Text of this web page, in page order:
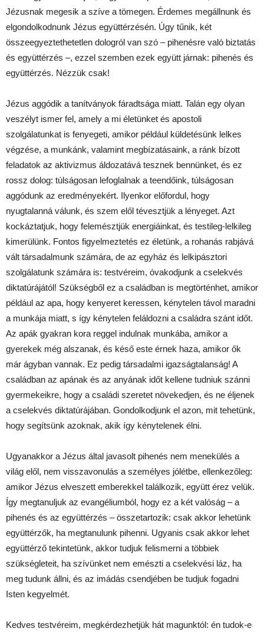
Jézusnak megesik a szíve a tömegen. Érdemes megállnunk és
elgondolkodnunk Jézus együttérzésén. Úgy tűnik, két
összeegyeztethetetlen dologról van szó – pihenésre való biztatás
és együttérzés –, ezzel szemben ezek együtt járnak: pihenés és
együttérzés. Nézzük csak!
Jézus aggódik a tanítványok fáradtsága miatt. Talán egy olyan
veszélyt ismer fel, amely a mi életünket és apostoli
szolgálatunkat is fenyegeti, amikor például küldetésünk lelkes
végzése, a munkánk, valamint megbízatásaink, a ránk bízott
feladatok az aktivizmus áldozatává tesznek bennünket, és ez
rossz dolog: túlságosan lefoglalnak a teendőink, túlságosan
aggódunk az eredményekért. Ilyenkor előfordul, hogy
nyugtalanná válunk, és szem elől tévesztjük a lényeget. Azt
kockáztatjuk, hogy felemésztjük energiáinkat, és testileg-lelkileg
kimerülünk. Fontos figyelmeztetés ez életünk, a rohanás rabjává
vált társadalmunk számára, de az egyház és lelkipásztori
szolgálatunk számára is: testvéreim, óvakodjunk a cselekvés
diktatúrájától! Szükségből ez a családban is megtörténhet, amikor
például az apa, hogy kenyeret keressen, kénytelen távol maradni
a munkája miatt, s így kénytelen feláldozni a családra szánt időt.
Az apák gyakran kora reggel indulnak munkába, amikor a
gyerekek még alszanak, és késő este érnek haza, amikor ők
már ágyban vannak. Ez pedig társadalmi igazságtalanság! A
családban az apának és az anyának időt kellene tudniuk szánni
gyermekeikre, hogy a családi szeretet növekedjen, és ne éljenek
a cselekvés diktatúrájában. Gondolkodjunk el azon, mit tehetünk,
hogy segítsünk azoknak, akik így kénytelenek élni.
Ugyanakkor a Jézus által javasolt pihenés nem menekülés a
világ elől, nem visszavonulás a személyes jólétbe, ellenkezőleg:
amikor Jézus elveszett emberekkel találkozik, együtt érez velük.
Így megtanuljuk az evangéliumból, hogy ez a két valóság – a
pihenés és az együttérzés – összetartozik: csak akkor lehetünk
együttérzők, ha megtanulunk pihenni. Ugyanis csak akkor lehet
együttérző tekintetünk, akkor tudjuk felismerni a többiek
szükségleteit, ha szívünket nem emészti a cselekvési láz, ha
meg tudunk állni, és az imádás csendjében be tudjuk fogadni
Isten kegyelmét.
Kedves testvéreim, megkérdezhetjük hát magunktól: én tudok-e